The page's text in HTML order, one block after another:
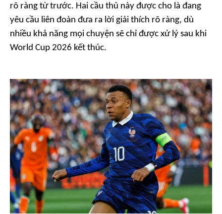
rõ ràng từ trước. Hai cầu thủ này được cho là đang
yêu cầu liên đoàn đưa ra lời giải thích rõ ràng, dù
nhiều khả năng mọi chuyện sẽ chỉ được xử lý sau khi
World Cup 2026 kết thúc.